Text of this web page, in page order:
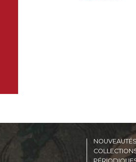
NOUVEAUTÉS